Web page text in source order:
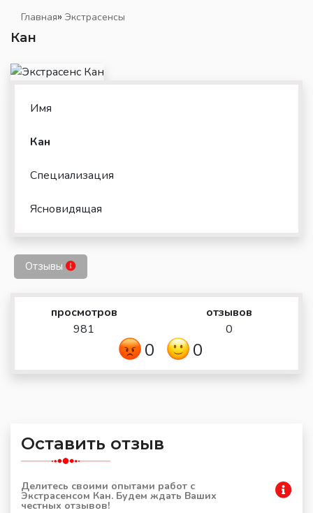
Главная» Экстрасенсы
Кан
Имя
Кан
Специализация
Ясновидящая
Отзывы
просмотров
981
отзывов
0
0 0
Оставить отзыв
Делитесь своими опытами работ с
Экстрасенсом Кан. Будем ждать Ваших
честных отзывов!